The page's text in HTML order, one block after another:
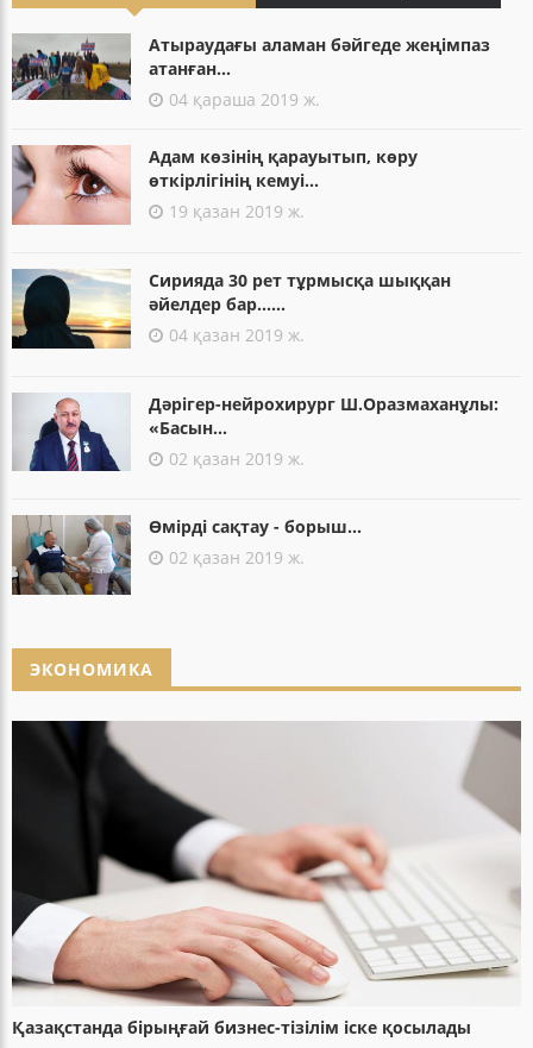
Атыраудағы аламан бәйгеде жеңімпаз
атанған...
04 қараша 2019 ж.
Адам көзінің қарауытып, көру
өткірлігінің кемуі...
19 қазан 2019 ж.
Сирияда 30 рет тұрмысқа шыққан
әйелдер бар......
04 қазан 2019 ж.
Дәрігер-нейрохирург Ш.Оразмаханұлы:
«Басын...
02 қазан 2019 ж.
Өмірді сақтау - борыш...
02 қазан 2019 ж.
ЭКОНОМИКА
Қазақстанда бірыңғай бизнес-тізілім іске қосылады